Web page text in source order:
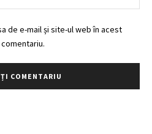
de e-mail și site-ul web în acest